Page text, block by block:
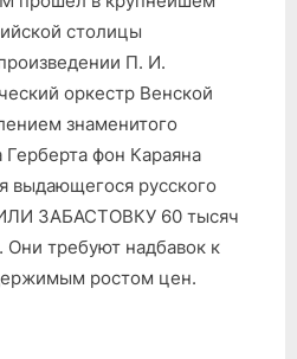
телетайпной
ленты
столицы
П. И.
оркестр Венской
знаменитого
фон Караяна
выдающегося русского
ЗАБАСТОВКУ 60 тысяч
Они требуют надбавок к
ростом цен.